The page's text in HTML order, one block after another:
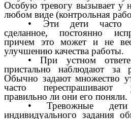
Особую тревогу вызывает у
любом виде (контрольная
• Эти дети часто
сделанное, постоянно
причем это может и не
улучшению качества работы.
• При устном
пристально наблюдают за
Обычно задают множество
часто переспрашивают
правильно ли они его поняли.
• Тревожные
индивидуального задания